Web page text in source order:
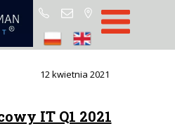
Start
IT Q1 2021
12 kwietnia 2021